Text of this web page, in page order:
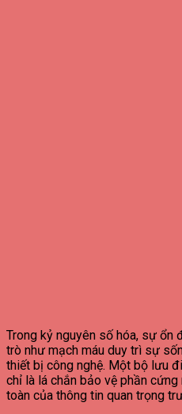
Trong kỷ nguyên số hóa, sự ổn
trò như mạch máu duy trì sự
thiết bị công nghệ. Một bộ lưu
chỉ là lá chắn bảo vệ phần
toàn của thông tin quan trọng